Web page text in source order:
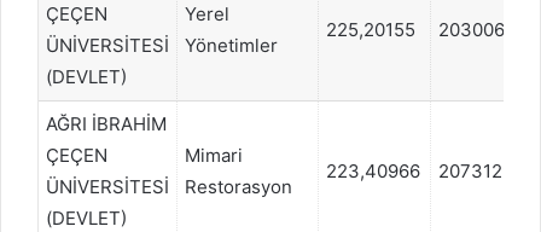
ÇEÇEN
ÜNİVERSİTESİ
(DEVLET)
Yerel
Yönetimler
225,20155 2030067
AĞRI İBRAHİM
ÇEÇEN
ÜNİVERSİTESİ
(DEVLET)
Mimari
Restorasyon
223,40966 2073129